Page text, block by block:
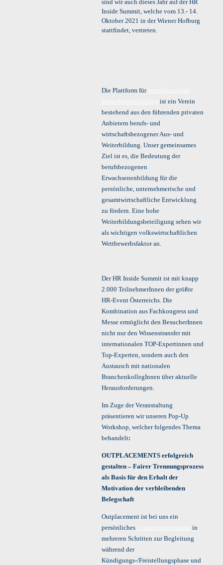
sind wir auch dieses Jahr auf der HR
Inside Summit, welche vom 13.- 14.
Oktober 2021 in der Wiener Hofburg
stattfindet, vertreten.
Die Plattform für
ist ein Verein
bestehend aus den führenden privaten
Anbietern berufs- und
wirtschaftsbezogener Aus- und
Weiterbildung. Unser gemeinsames
Ziel ist es, die Bedeutung der
berufsbezogenen
Erwachsenenbildung für die
persönliche, unternehmerische und
gesamtwirtschaftliche Entwicklung
zu fördern. Eine hohe
Weiterbildungsbeteiligung sehen wir
als wichtigen volkswirtschaftlichen
Wettbewerbsfaktor an.
Der HR Inside Summit ist mit knapp
2.000 TeilnehmerInnen der größte
HR-Event Österreichs. Die
Kombination aus Fachkongress und
Messe ermöglicht den BesucherInnen
nicht nur den Wissenstransfer mit
internationalen TOP-Expertinnen und
Top-Experten, sondern auch den
Austausch mit nationalen
BranchenkollegInnen über aktuelle
Herausforderungen.
Im Zuge der Veranstaltung
präsentieren wir unseren Pop-Up
Workshop, welcher folgendes Thema
behandelt:
OUTPLACEMENTS erfolgreich
gestalten – Fairer Trennungsprozess
als Basis für den Erhalt der
Motivation der verbleibenden
Belegschaft
Outplacement ist bei uns ein
persönliches
in
mehreren Schritten zur Begleitung
während der
Kündigungs-/Freistellungsphase und